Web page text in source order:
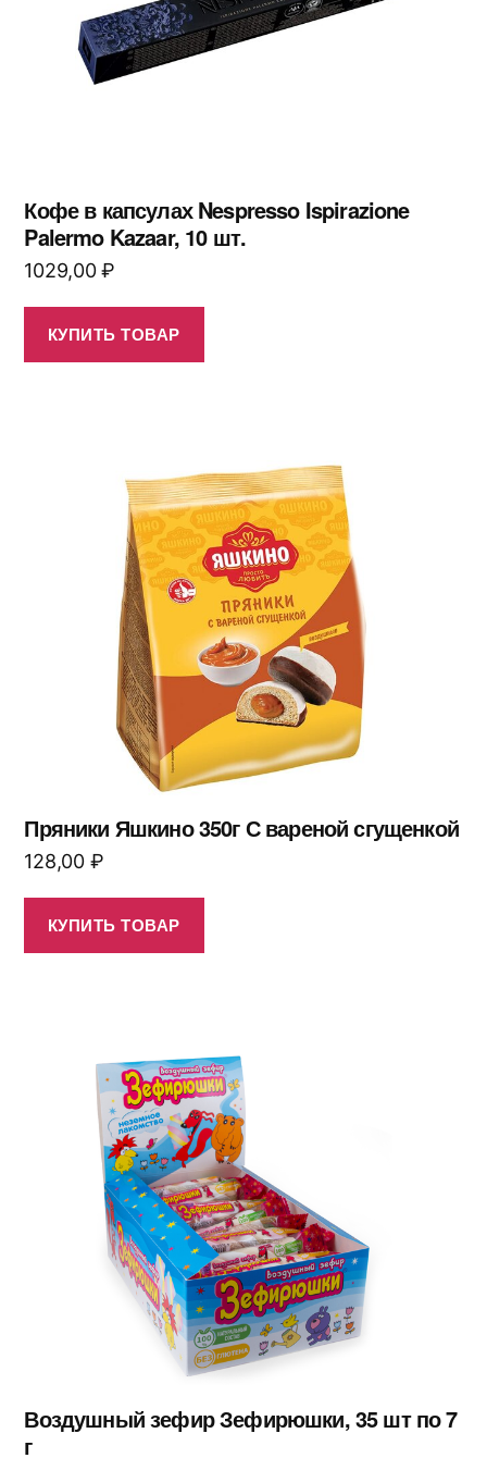
Кофе в капсулах Nespresso Ispirazione
Palermo Kazaar, 10 шт.
1029,00₽
КУПИТЬ ТОВАР
Пряники Яшкино 350г С вареной сгущенкой
128,00 ₽
КУПИТЬ ТОВАР
Воздушный зефир Зефирюшки, 35 шт по 7
г